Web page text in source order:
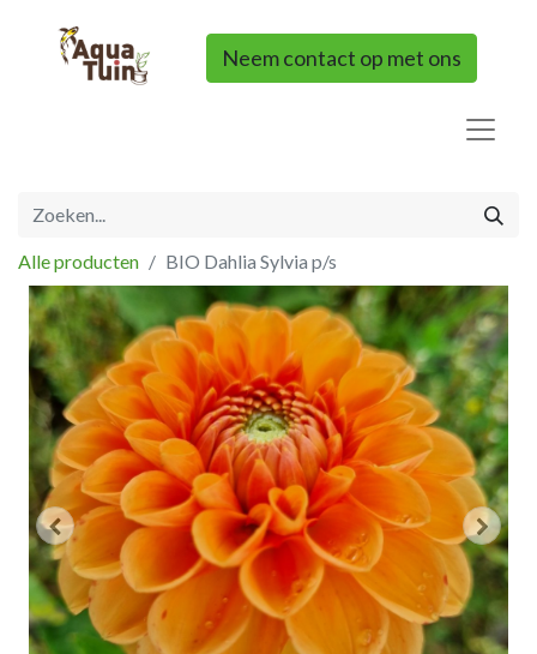
Neem contact op met ons
Alle producten BIO Dahlia Sylvia p/s